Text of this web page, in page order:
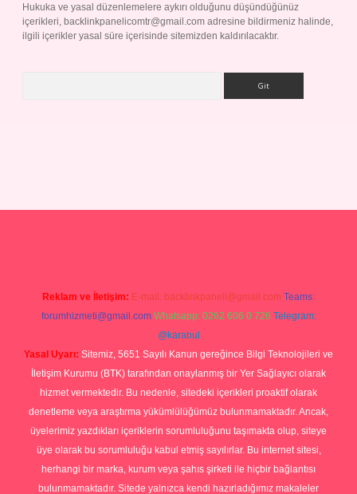
Hukuka ve yasal düzenlemelere aykırı olduğunu düşündüğünüz
içerikleri, backlinkpanelicomtr@gmail.com adresine bildirmeniz halinde,
ilgili içerikler yasal süre içerisinde sitemizden kaldırılacaktır.
Reklam ve İletişim: E-mail: backlinkpaneli@gmail.com Teams:
forumhizmeti@gmail.com Whatsapp: 0262 606 0 726 Telegram:
@karabul
Yasal Uyarı: Sitemiz, 5651 Sayılı Kanun gereğince Bilgi Teknolojileri ve
İletişim Kurumu (BTK) tarafından onaylanmış bir Yer Sağlayıcı olarak
hizmet vermektedir. Bu nedenle, sitedeki içerikleri proaktif olarak
denetleme veya araştırma yükümlülüğümüz bulunmamaktadır. Ancak,
üyelerimiz yazdıkları içeriklerin sorumluluğunu taşımakta olup, siteye
üye olarak bu sorumluluğu kabul etmiş sayılırlar. Bu internet sitesi,
herhangi bir marka, kurum veya şahıs şirketi ile hiçbir bağlantısı
bulunmamaktadır. Sitede yalnızca kendi hazırladığımız makaleler